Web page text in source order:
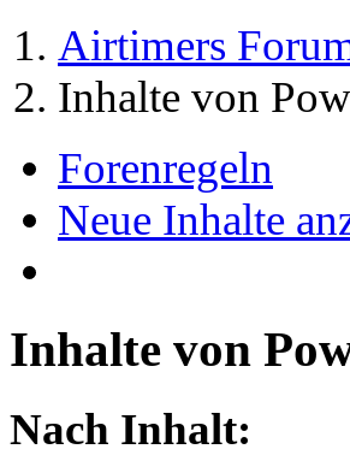
Airtimers
Inhalte von
Forenregeln
Neue Inhalte
Inhalte von
Nach Inhalt: